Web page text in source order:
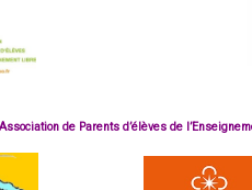
de Parents d’élèves de